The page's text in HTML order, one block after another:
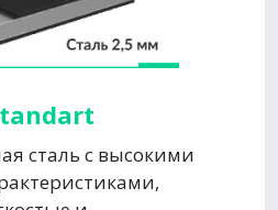
сталь с высокими